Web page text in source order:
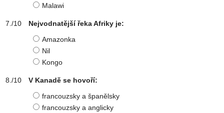
Malawi
Nejvodnatější řeka Afriky je:
Amazonka
Nil
Kongo
V Kanadě se hovoří:
francouzsky a španělsky
francouzsky a anglicky